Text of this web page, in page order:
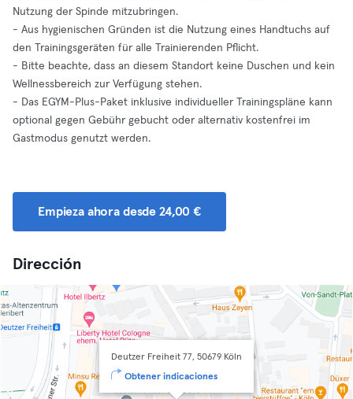
Nutzung der Spinde mitzubringen.
- Aus hygienischen Gründen ist die Nutzung eines Handtuchs auf
den Trainingsgeräten für alle Trainierenden Pflicht.
- Bitte beachte, dass an diesem Standort keine Duschen und kein
Wellnessbereich zur Verfügung stehen.
- Das EGYM-Plus-Paket inklusive individueller Trainingspläne kann
optional gegen Gebühr gebucht oder alternativ kostenfrei im
Gastmodus genutzt werden.
Empieza ahora desde 24,00 €
Dirección
Deutzer Freiheit 77, 50679 Köln
Obtener indicaciones